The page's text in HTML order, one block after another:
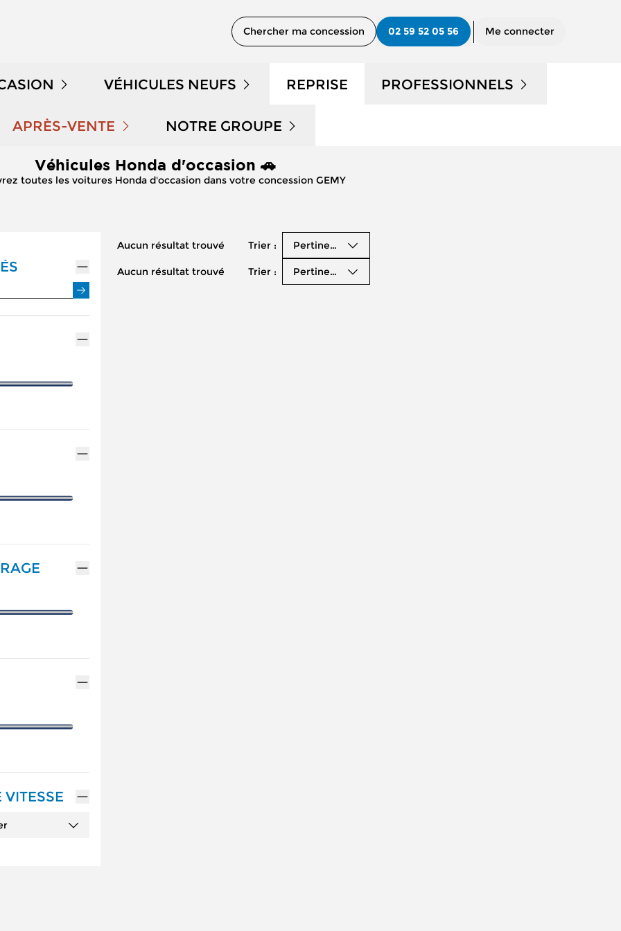
Chercher ma concession 02 59 52 05 56 Me connecter
STOCK
VÉHICULES NEUFS
NOTRE GAMME PEUGEOT
NOTRE GAMME CITROËN
NOTRE GAMME RENAULT
REPRISE PROFESSIONNELS
APRÈS-VENTE
PRENDRE RENDEZ-VOUS
ENTRETIEN ET RÉPARATION
ENTRETIEN VÉHICULE ÉLECTRIQUE
ENTRETIEN VÉHICULE HYBRIDE
MÉCANIQUE ET CARROSSERIE
NOTRE GROUPE
QUI SOMMES NOUS ?
NOS ACTUALITÉS
Véhicules Honda d'occasion 🚗
toutes les voitures Honda d'occasion dans votre concession GEMY
VITESSE
Aucun résultat trouvé Trier : Pertinence
Aucun résultat trouvé Trier : Pertinence